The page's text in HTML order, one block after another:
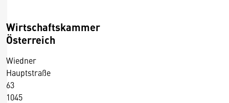
Wirtschaftskammer
Österreich
Wiedner
Hauptstraße
63
1045